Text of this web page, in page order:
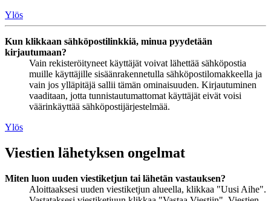
Ylös
Kun klikkaan sähköpostilinkkiä, minua pyydetään
kirjautumaan?
Vain rekisteröityneet käyttäjät voivat lähettää sähköpostia
muille käyttäjille sisäänrakennetulla sähköpostilomakkeella ja
vain jos ylläpitäjä sallii tämän ominaisuuden. Kirjautuminen
vaaditaan, jotta tunnistautumattomat käyttäjät eivät voisi
väärinkäyttää sähköpostijärjestelmää.
Ylös
Viestien lähetyksen ongelmat
Miten luon uuden viestiketjun tai lähetän vastauksen?
Aloittaaksesi uuden viestiketjun alueella, klikkaa "Uusi Aihe".